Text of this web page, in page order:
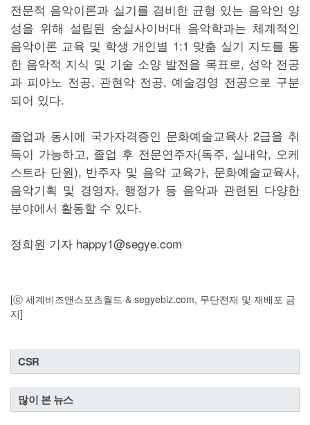
전문적 음악이론과 실기를 겸비한 균형 있는 음악인 양
성을 위해 설립된 숭실사이버대 음악학과는 체계적인
음악이론 교육 및 학생 개인별 1:1 맞춤 실기 지도를 통
한 음악적 지식 및 기술 소양 발전을 목표로, 성악 전공
과 피아노 전공, 관현악 전공, 예술경영 전공으로 구분
되어 있다.
졸업과 동시에 국가자격증인 문화예술교육사 2급을 취
득이 가능하고, 졸업 후 전문연주자(독주, 실내악, 오케
스트라 단원), 반주자 및 음악 교육가, 문화예술교육사,
음악기획 및 경영자, 행정가 등 음악과 관련된 다양한
분야에서 활동할 수 있다.
정희원 기자 happy1@segye.com
[ⓒ 세계비즈앤스포츠월드 & segyebiz.com, 무단전재 및 재배포 금
지]
CSR
많이 본 뉴스